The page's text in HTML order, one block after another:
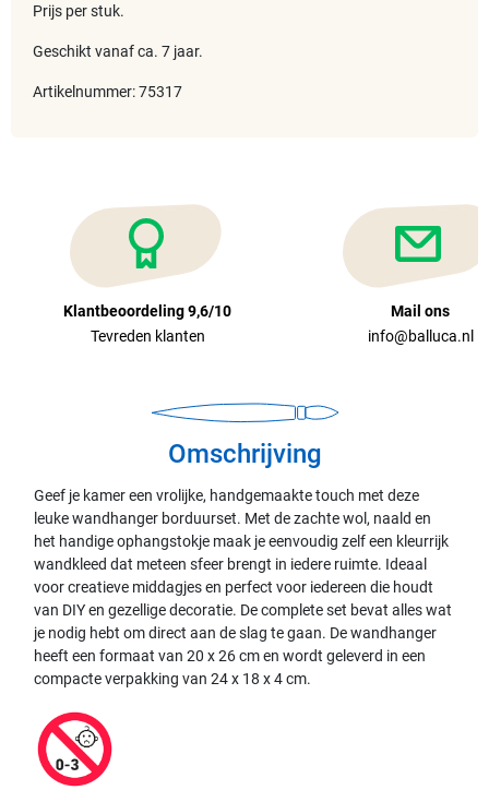
Prijs per stuk.
Geschikt vanaf ca. 7 jaar.
Artikelnummer: 75317
Klantbeoordeling 9,6/10
Tevreden klanten
Mail ons
info@balluca.nl
Omschrijving
Geef je kamer een vrolijke, handgemaakte touch met deze
leuke wandhanger borduurset. Met de zachte wol, naald en
het handige ophangstokje maak je eenvoudig zelf een kleurrijk
wandkleed dat meteen sfeer brengt in iedere ruimte. Ideaal
voor creatieve middagjes en perfect voor iedereen die houdt
van DIY en gezellige decoratie. De complete set bevat alles wat
je nodig hebt om direct aan de slag te gaan. De wandhanger
heeft een formaat van 20 x 26 cm en wordt geleverd in een
compacte verpakking van 24 x 18 x 4 cm.